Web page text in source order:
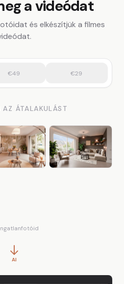
a videódat
és elkészítjük a filmes
€49 €29
ÁTALAKULÁST
AI